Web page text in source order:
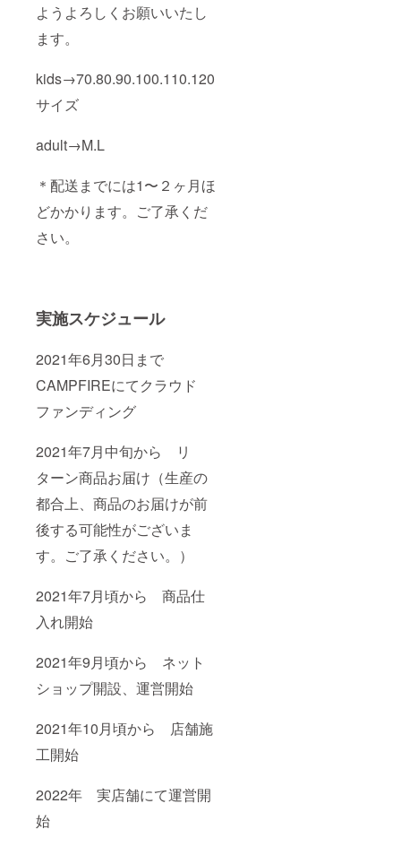
ようよろしくお願いいたし
ます。
kids→70.80.90.100.110.120
サイズ
adult→M.L
＊配送までには1〜２ヶ月ほ
どかかります。ご了承くだ
さい。
実施スケジュール
2021年6月30日まで
CAMPFIREにてクラウド
ファンディング
2021年7月中旬から リ
ターン商品お届け（生産の
都合上、商品のお届けが前
後する可能性がございま
す。ご了承ください。）
2021年7月頃から 商品仕
入れ開始
2021年9月頃から ネット
ショップ開設、運営開始
2021年10月頃から 店舗施
工開始
2022年 実店舗にて運営開
始